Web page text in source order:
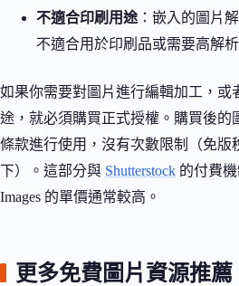
不適合印刷用途 ：嵌入的圖片
不適合用於印刷品或需要高解
如果你需要對圖片進行編輯加工，或
途，就必須購買正式授權。購買後的
條款進行使用，沒有次數限制（免版
下）。這部分與 Shutterstock 的付費
Images 的單價通常較高。
更多免費圖片資源推薦